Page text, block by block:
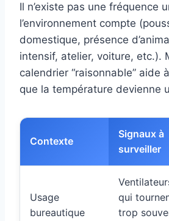
Il n’existe pas une fréquence
l’environnement compte
domestique, présence
intensif, atelier, voiture, etc.).
calendrier “raisonnable” aide
que la température devienne
Contexte
Signaux à
surveiller
Usage
bureautique
qui
trop